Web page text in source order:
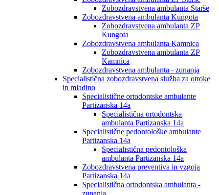
Zobozdravstvena ambulanta Starše
Zobozdravstvena ambulanta Kungota
Zobozdravstvena ambulanta ZP
Kungota
Zobozdravstvena ambulanta Kamnica
Zobozdravstvena ambulanta ZP
Kamnica
Zobozdravstvena ambulanta - zunanja
Specialistična zobozdravstvena služba za otroke
in mladino
Specialistične ortodontske ambulante
Partizanska 14a
Specialistična ortodontska
ambulanta Partizanska 14a
Specialistične pedontološke ambulante
Partizanska 14a
Specialistična pedontološka
ambulanta Partizanska 14a
Zobozdravstvena preventiva in vzgoja
Partizanska 14a
Specialistična ortodontska ambulanta -
zunanja